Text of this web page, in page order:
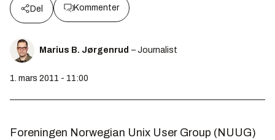
Del Kommenter
Marius B. Jørgenrud – Journalist
1. mars 2011 - 11:00
Foreningen Norwegian Unix User Group (NUUG)